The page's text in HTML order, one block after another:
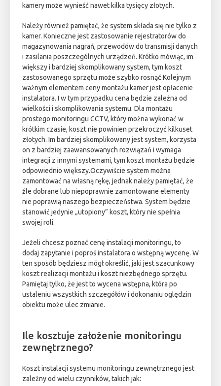
kamery może wynieść nawet kilka tysięcy złotych.
Należy również pamiętać, że system składa się nie tylko z
kamer. Konieczne jest zastosowanie rejestratorów do
magazynowania nagrań, przewodów do transmisji danych
i zasilania poszczególnych urządzeń. Krótko mówiąc, im
większy i bardziej skomplikowany system, tym koszt
zastosowanego sprzętu może szybko rosnąć.Kolejnym
ważnym elementem ceny montażu kamer jest opłacenie
instalatora. I w tym przypadku cena będzie zależna od
wielkości i skomplikowania systemu. Dla montażu
prostego monitoringu CCTV, który można wykonać w
krótkim czasie, koszt nie powinien przekroczyć kilkuset
złotych. Im bardziej skomplikowany jest system, korzysta
on z bardziej zaawansowanych rozwiązań i wymaga
integracji z innymi systemami, tym koszt montażu będzie
odpowiednio większy.Oczywiście system można
zamontować na własną rękę, jednak należy pamiętać, że
źle dobrane lub niepoprawnie zamontowane elementy
nie poprawią naszego bezpieczeństwa. System będzie
stanowić jedynie „utopiony” koszt, który nie spełnia
swojej roli.
Jeżeli chcesz poznać cenę instalacji monitoringu, to
dodaj zapytanie i poproś instalatora o wstępną wycenę. W
ten sposób będziesz mógł określić, jaki jest szacunkowy
koszt realizacji montażu i koszt niezbędnego sprzętu.
Pamiętaj tylko, że jest to wycena wstępna, która po
ustaleniu wszystkich szczegółów i dokonaniu oględzin
obiektu może ulec zmianie.
Ile kosztuje założenie monitoringu
zewnętrznego?
Koszt instalacji systemu monitoringu zewnętrznego jest
zależny od wielu czynników, takich jak: